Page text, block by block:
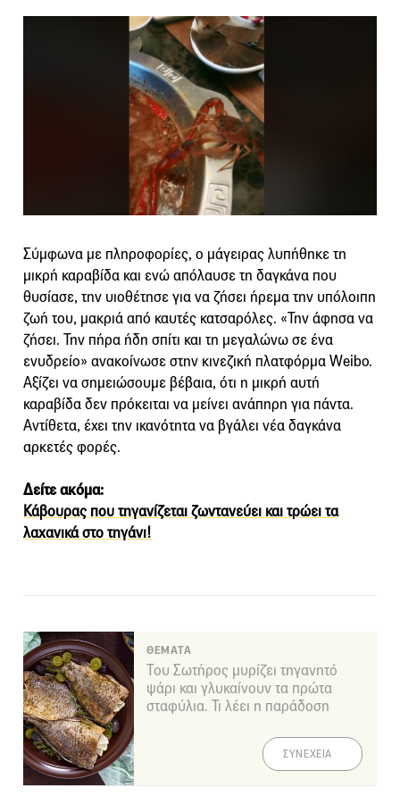
Σύμφωνα με πληροφορίες, ο μάγειρας λυπήθηκε τη
μικρή καραβίδα και ενώ απόλαυσε τη δαγκάνα που
θυσίασε, την υιοθέτησε για να ζήσει ήρεμα την υπόλοιπη
ζωή του, μακριά από καυτές κατσαρόλες. «Την άφησα να
ζήσει. Την πήρα ήδη σπίτι και τη μεγαλώνω σε ένα
ενυδρείο» ανακοίνωσε στην κινεζική πλατφόρμα Weibο.
Αξίζει να σημειώσουμε βέβαια, ότι η μικρή αυτή
καραβίδα δεν πρόκειται να μείνει ανάπηρη για πάντα.
Αντίθετα, έχει την ικανότητα να βγάλει νέα δαγκάνα
αρκετές φορές.
Δείτε ακόμα:
Κάβουρας που τηγανίζεται ζωντανεύει και τρώει τα
λαχανικά στο τηγάνι!
ΘΕΜΑΤΑ
Του Σωτήρος μυρίζει τηγανητό
ψάρι και γλυκαίνουν τα πρώτα
σταφύλια. Τι λέει η παράδοση
ΣΥΝΕΧΕΙΑ